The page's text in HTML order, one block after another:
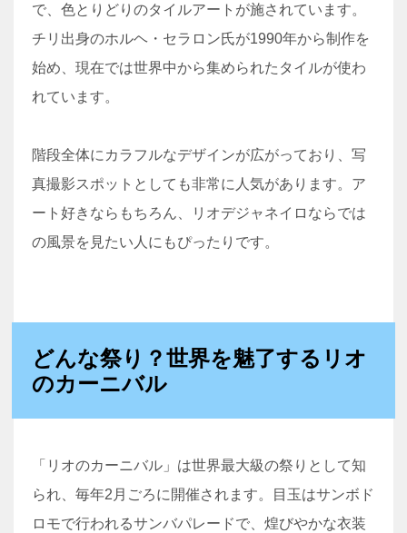
で、色とりどりのタイルアートが施されています。
チリ出身のホルヘ・セラロン氏が1990年から制作を
始め、現在では世界中から集められたタイルが使わ
れています。
階段全体にカラフルなデザインが広がっており、写
真撮影スポットとしても非常に人気があります。ア
ート好きならもちろん、リオデジャネイロならでは
の風景を見たい人にもぴったりです。
どんな祭り？世界を魅了するリオ
のカーニバル
「リオのカーニバル」は世界最大級の祭りとして知
られ、毎年2月ごろに開催されます。目玉はサンボド
ロモで行われるサンバパレードで、煌びやかな衣装